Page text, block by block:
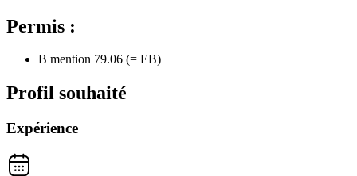
Permis :
B mention 79.06 (= EB)
Profil souhaité
Expérience